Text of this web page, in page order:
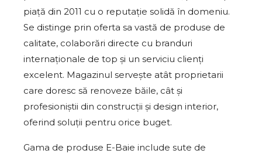
piață din 2011 cu o reputație solidă în domeniu.
Se distinge prin oferta sa vastă de produse de
calitate, colaborări directe cu branduri
internaționale de top și un serviciu clienți
excelent. Magazinul servește atât proprietarii
care doresc să renoveze băile, cât și
profesioniștii din construcții și design interior,
oferind soluții pentru orice buget.
Gama de produse E-Baie include sute de